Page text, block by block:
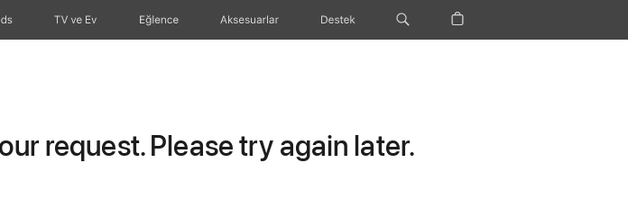
TV ve Ev Eğlence Aksesuarlar Destek
request. Please try again later.